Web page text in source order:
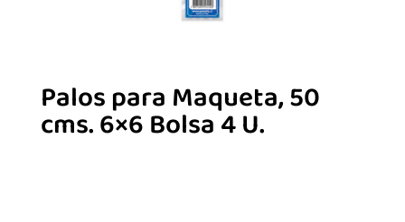
Palos para Maqueta, 50
cms. 6×6 Bolsa 4 U.